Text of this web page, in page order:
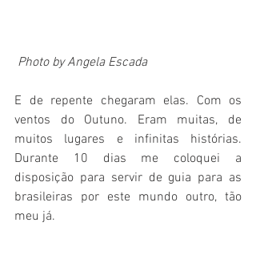
Photo by Angela Escada
E de repente chegaram elas. Com os
ventos do Outuno. Eram muitas, de
muitos lugares e infinitas histórias.
Durante 10 dias me coloquei a
disposição para servir de guia para as
brasileiras por este mundo outro, tão
meu já.